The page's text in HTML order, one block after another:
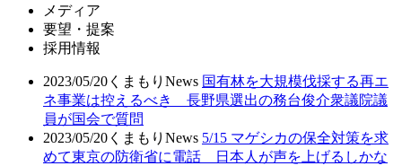
メディア
要望・提案
採用情報
2023/05/20 くまもりNews 国有林を大規模伐採する再エ
ネ事業は控えるべき 長野県選出の務台俊介衆議院議
員が国会で質問
2023/05/20 くまもりNews 5/15 マゲシカの保全対策を求
めて東京の防衛省に電話 日本人が声を上げるしかな